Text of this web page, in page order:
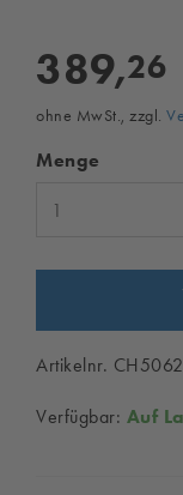
389,26
ohne MwSt., zzgl.
Menge
Artikelnr.
Verfügbar: Auf